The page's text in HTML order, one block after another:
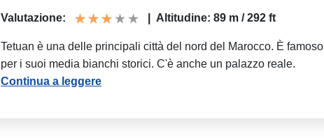
Valutazione: Altitudine: 89 m / 292 ft
Tetuan è una delle principali città del nord del Marocco. È famoso
per i suoi media bianchi storici. C'è anche un palazzo reale.
Continua a leggere